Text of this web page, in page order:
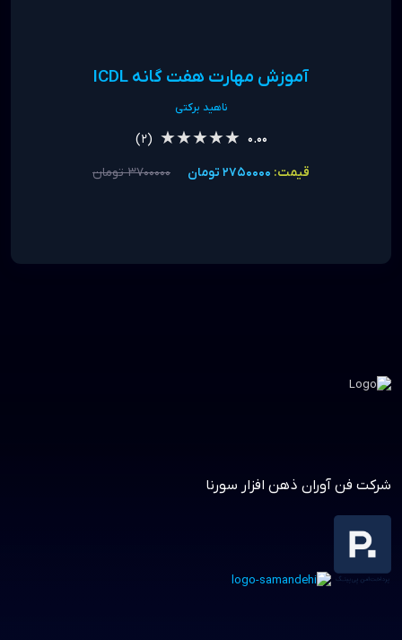
آموزش مهارت هفت گانه ICDL
ناهید برکتی
0.00
★★★★★
★★★★★
(2)
قیمت: 2750000 تومان 3700000 تومان
شرکت فن آوران ذهن افزار سورنا